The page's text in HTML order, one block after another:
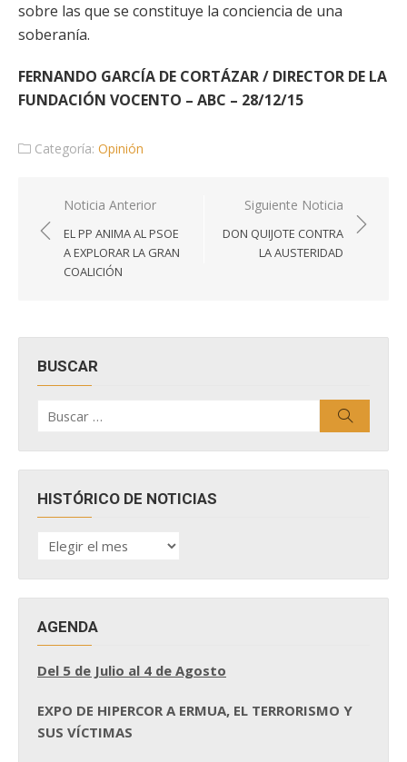
sobre las que se constituye la conciencia de una
soberanía.
FERNANDO GARCÍA DE CORTÁZAR / DIRECTOR DE LA
FUNDACIÓN VOCENTO – ABC – 28/12/15
Categoría: Opinión
Navegación
de
entradas
Noticia Anterior
EL PP ANIMA AL PSOE
A EXPLORAR LA GRAN
COALICIÓN
Siguiente Noticia
DON QUIJOTE CONTRA
LA AUSTERIDAD
BUSCAR
por:
HISTÓRICO DE NOTICIAS
HISTÓRICO
DE
AGENDA
Del 5 de Julio al 4 de Agosto
EXPO DE HIPERCOR A ERMUA, EL TERRORISMO Y
SUS VÍCTIMAS